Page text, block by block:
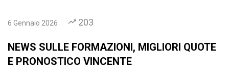
6 Gennaio 2026 203
NEWS SULLE FORMAZIONI, MIGLIORI QUOTE
E PRONOSTICO VINCENTE